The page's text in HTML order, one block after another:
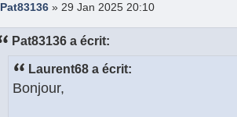
Pat83136 » 29 Jan 2025 20:10
Pat83136 a écrit:
Laurent68 a écrit:
Bonjour,